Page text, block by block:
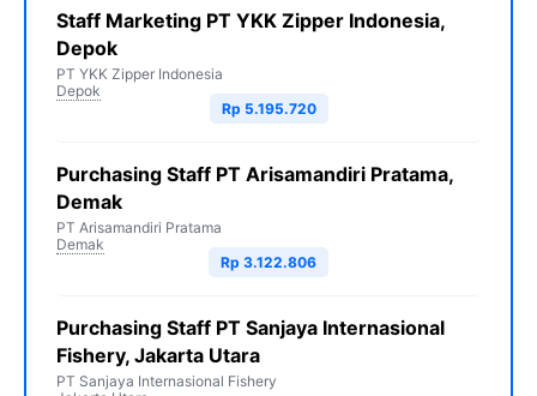
Staff Marketing PT YKK Zipper Indonesia,
Depok
PT YKK Zipper Indonesia
Depok
Rp 5.195.720
Purchasing Staff PT Arisamandiri Pratama,
Demak
PT Arisamandiri Pratama
Demak
Rp 3.122.806
Purchasing Staff PT Sanjaya Internasional
Fishery, Jakarta Utara
PT Sanjaya Internasional Fishery